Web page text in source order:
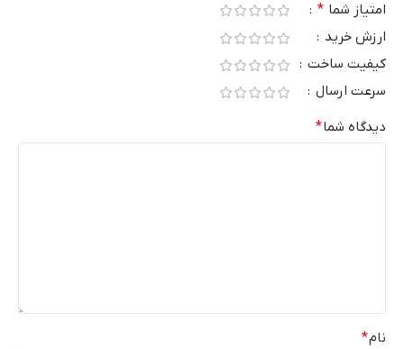
امتیاز شما *
ارزش خرید
کیفیت ساخت
سرعت ارسال
دیدگاه شما*
نام*